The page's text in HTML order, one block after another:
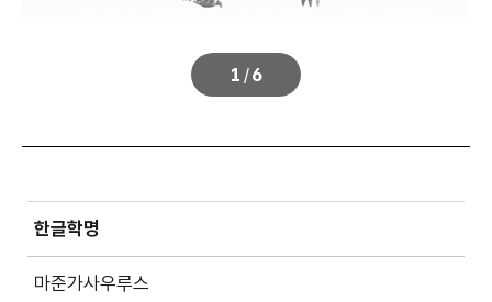
1 /6
한글학명
마준가사우루스